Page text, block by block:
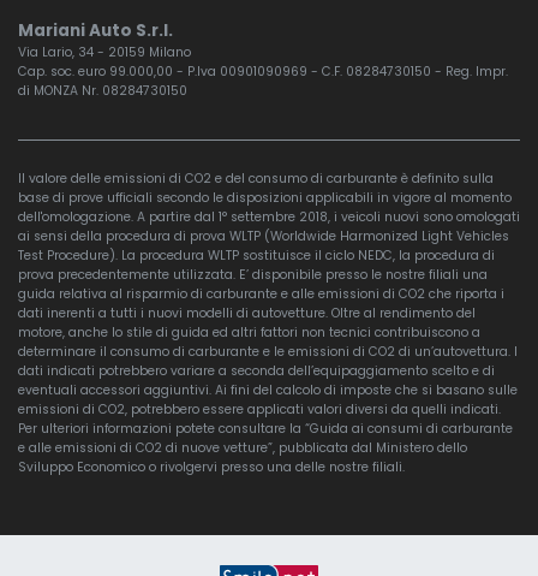
Mariani Auto S.r.l.
Via Lario, 34 - 20159 Milano
Cap. soc. euro 99.000,00 - P.Iva 00901090969 - C.F. 08284730150 - Reg. Impr.
di MONZA Nr. 08284730150
Il valore delle emissioni di CO2 e del consumo di carburante è definito sulla
base di prove ufficiali secondo le disposizioni applicabili in vigore al momento
dell'omologazione. A partire dal 1° settembre 2018, i veicoli nuovi sono omologati
ai sensi della procedura di prova WLTP (Worldwide Harmonized Light Vehicles
Test Procedure). La procedura WLTP sostituisce il ciclo NEDC, la procedura di
prova precedentemente utilizzata. E’ disponibile presso le nostre filiali una
guida relativa al risparmio di carburante e alle emissioni di CO2 che riporta i
dati inerenti a tutti i nuovi modelli di autovetture. Oltre al rendimento del
motore, anche lo stile di guida ed altri fattori non tecnici contribuiscono a
determinare il consumo di carburante e le emissioni di CO2 di un’autovettura. I
dati indicati potrebbero variare a seconda dell’equipaggiamento scelto e di
eventuali accessori aggiuntivi. Ai fini del calcolo di imposte che si basano sulle
emissioni di CO2, potrebbero essere applicati valori diversi da quelli indicati.
Per ulteriori informazioni potete consultare la “Guida ai consumi di carburante
e alle emissioni di CO2 di nuove vetture”, pubblicata dal Ministero dello
Sviluppo Economico o rivolgervi presso una delle nostre filiali.